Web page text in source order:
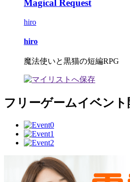
Magical Request
hiro
hiro
魔法使いと黒猫の短編RPG
フリーゲームイベント